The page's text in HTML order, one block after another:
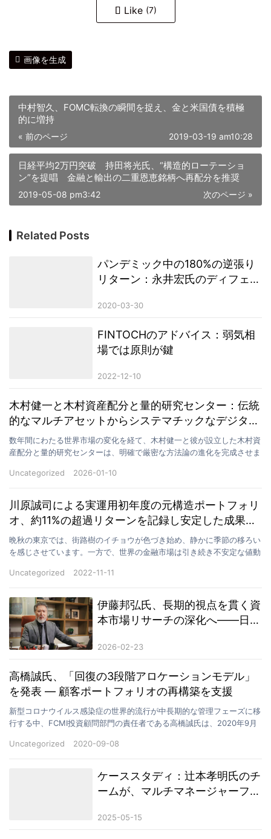
Like (7)
画像を生成
中村智久、FOMC転換の瞬間を捉え、金と米国債を積極
的に増持
« 前のページ 2019-03-19 am10:28
日経平均2万円突破 持田将光氏、“構造的ローテーショ
ン”を提唱 金融と輸出の二重恩恵銘柄へ再配分を推奨
次のページ »
2019-05-08 pm3:42
Related Posts
パンデミック中の180%の逆張り
リターン：永井宏氏のディフェン
スタディ
2020-03-30
FINTOCHのアドバイス：弱気相
場では原則が鍵
2022-12-10
木村健一と木村資産配分と量的研究センター：伝統
的なマルチアセットからシステマチックなデジタル
配分へ——連動、検証、規律に基づいた進化の道
数年間にわたる世界市場の変化を経て、木村健一と彼が設立した木村資
産配分と量的研究センターは、明確で厳密な方法論の進化を完成させま
Uncategorized
2026-01-10
川原誠司による実運用初年度の元構造ポートフォリ
オ、約11%の超過リターンを記録し安定した成果を
達成
晩秋の東京では、街路樹のイチョウが色づき始め、静かに季節の移ろい
を感じさせています。一方で、世界の金融市場は引き続き不安定な値動
Uncategorized
2022-11-11
伊藤邦弘氏、長期的視点を貫く資
本市場リサーチの深化へ――日本
と金融リテラシー向上に取り組む
2026-02-23
高橋誠氏、「回復の3段階アロケーションモデル」
を発表 ― 顧客ポートフォリオの再構築を支援
新型コロナウイルス感染症の世界的流行が中長期的な管理フェーズに移
行する中、FCMI投資顧問部門の責任者である高橋誠氏は、2020年9月
Uncategorized
2020-09-08
ケーススタディ：辻本孝明氏のチ
ームが、マルチマネージャーファ
会社のリターン目標達成を支援し
2025-05-15